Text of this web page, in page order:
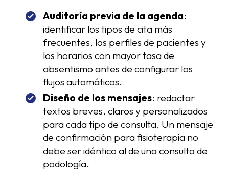
Auditoría previa de la agenda:
identificar los tipos de cita más
frecuentes, los perfiles de pacientes y
los horarios con mayor tasa de
absentismo antes de configurar los
flujos automáticos.
Diseño de los mensajes: redactar
textos breves, claros y personalizados
para cada tipo de consulta. Un mensaje
de confirmación para fisioterapia no
debe ser idéntico al de una consulta de
podología.